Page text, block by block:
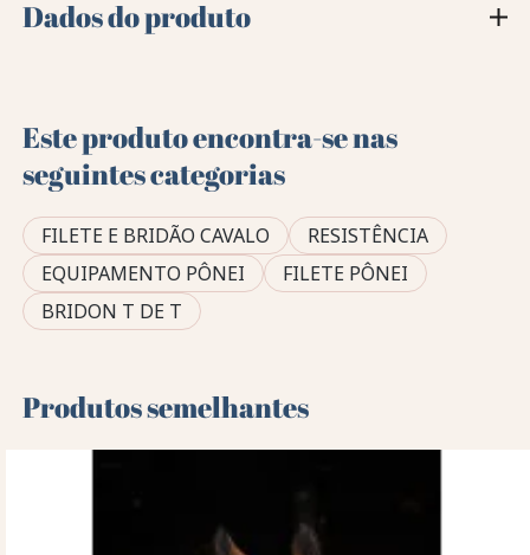
Dados do produto
Este produto encontra-se nas
seguintes categorias
FILETE E BRIDÃO CAVALO
RESISTÊNCIA
EQUIPAMENTO PÔNEI
FILETE PÔNEI
BRIDON T DE T
Produtos semelhantes